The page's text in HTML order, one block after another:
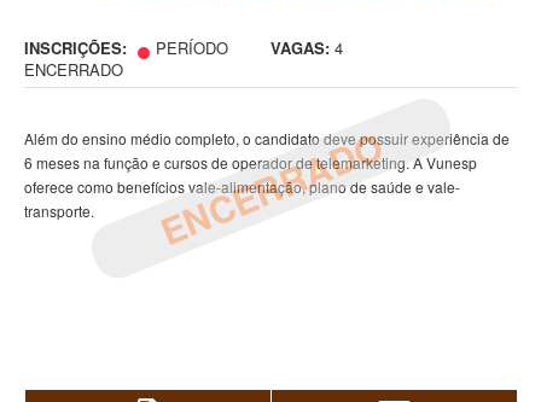
INSCRIÇÕES:
PERÍODO
ENCERRADO
VAGAS: 4
ENCERRADO
Além do ensino médio completo, o candidato deve possuir experiência de
6 meses na função e cursos de operador de telemarketing. A Vunesp
oferece como benefícios vale-alimentação, plano de saúde e vale-
transporte.